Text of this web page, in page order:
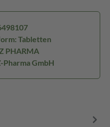
Tabletten
PHARMA
GmbH